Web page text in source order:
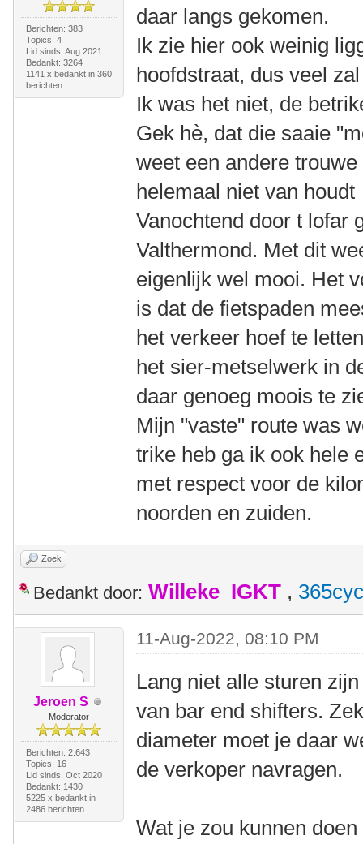
Berichten: 383
Topics: 4
Lid sinds: Aug 2021
Bedankt: 3264
1141 x bedankt in 360
berichten
daar langs gekomen.
Ik zie hier ook weinig
hoofdstraat, dus veel
Ik was het niet, de
Gek hè, dat die saaie
weet een andere
helemaal niet van
Vanochtend door t lofar
Valthermond. Met dit
eigenlijk wel mooi. Het
is dat de fietspaden
het verkeer hoef te
het sier-metselwerk in
daar genoeg moois te
Mijn "vaste" route was
trike heb ga ik ook hele
met respect voor de
noorden en zuiden.
Zoek
Bedankt door: Willeke_IGKT ,
Jeroen S
Moderator
Berichten: 2.643
Topics: 16
Lid sinds: Oct 2020
Bedankt: 1430
5225 x bedankt in
2486 berichten
11-Aug-2022, 08:10 PM
Lang niet alle sturen
van bar end shifters.
diameter moet je daar
de verkoper navragen.
Wat je zou kunnen